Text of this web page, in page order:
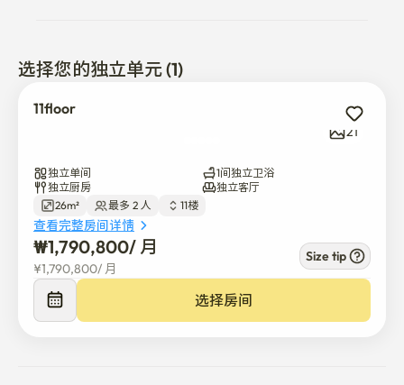
- 免费无线网络
- 桌子、椅子、微波炉、电水壶、电饭煲、熨斗
🚊王寺米站步行5分钟
- 每次清洗和晾晒床上用品
- 在签订月度合同（付款、询价请求）时，可以在大楼内
进行停车登记。
- 大楼一楼的便利店、硬币洗衣店（烘干机）、咖啡馆、
沙拉店和寿司卷店
- 请告诉我你什么时候用完所有物品。 我将从库库订购并
寄送给您。
选择您的独立单元 (1)
11floor
21
独立单间
1间独立卫浴
独立厨房
独立客厅
26m²
最多 2 人 11楼
查看完整房间详情
₩1,790,800/ 月
¥1,790,800/ 月
Size tip
选择房间